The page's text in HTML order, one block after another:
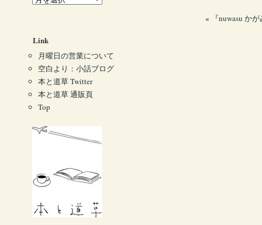
« 『nuwasu か
Link
月曜日の営業について
空白より：小話ブログ
本と道草 Twitter
本と道草 通販頁
Top